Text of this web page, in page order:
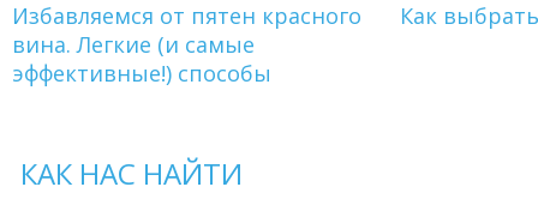
Избавляемся от пятен красного
вина. Легкие (и самые
эффективные!) способы
Как
КАК НАС НАЙТИ